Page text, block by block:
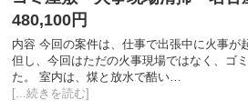
480,100円
内容 今回の案件は、仕事で出張中に火事が
但し、今回はただの火事現場ではなく、ゴ
た。 室内は、煤と放水で酷い…
[...続きを読む]